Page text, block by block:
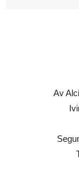
Av